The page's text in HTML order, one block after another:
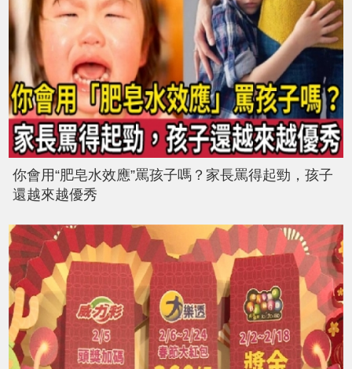
你會用“肥皂水效應”罵孩子嗎？家長罵得起勁，孩子
還越來越優秀